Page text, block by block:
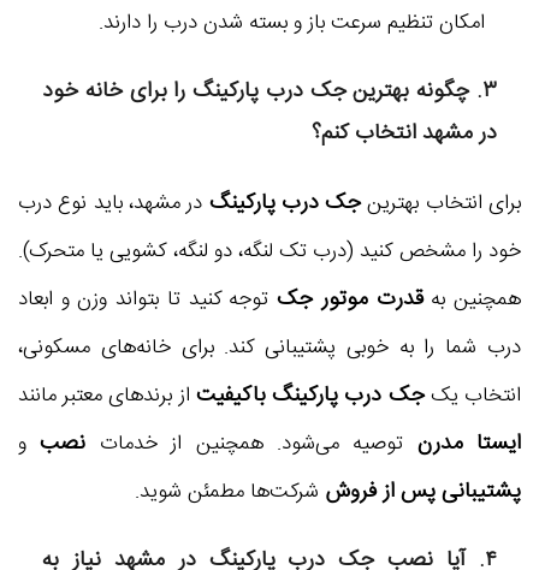
امکان تنظیم سرعت باز و بسته شدن درب را دارند.
۳. چگونه بهترین جک درب پارکینگ را برای خانه خود
در مشهد انتخاب کنم؟
برای انتخاب بهترینجک درب پارکینگ در مشهد، باید نوع درب
خود را مشخص کنید (درب تک لنگه، دو لنگه، کشویی یا متحرک).
همچنین بهقدرت موتور جکتوجه کنید تا بتواند وزن و ابعاد
درب شما را به خوبی پشتیبانی کند. برای خانه‌های مسکونی،
انتخاب یکجک درب پارکینگ باکیفیت از برندهای معتبر مانند
ایستا مدرن توصیه می‌شود. همچنین از خدمات نصبو
پشتیبانی پس از فروش شرکت‌ها مطمئن شوید.
۴. آیا نصب جک درب پارکینگ در مشهد نیاز به